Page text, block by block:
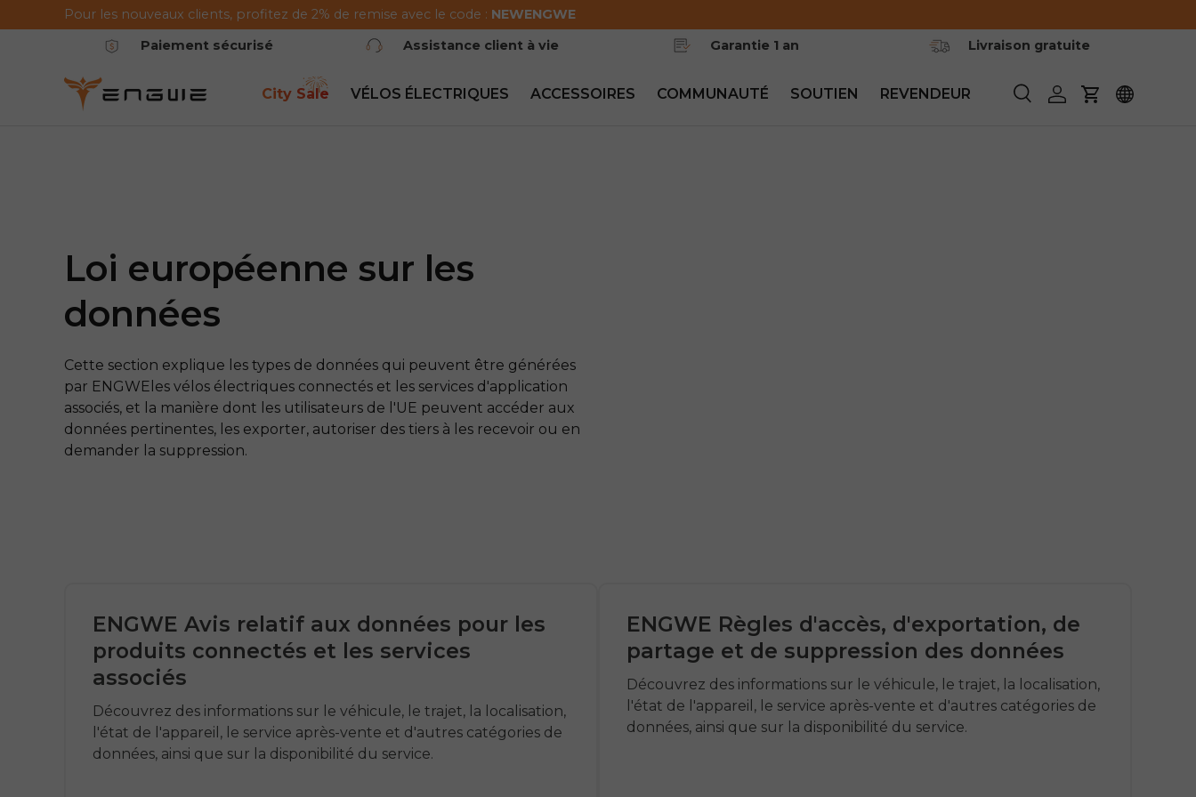
Passer au contenu
Pour les nouveaux clients, profitez de 2% de remise avec le code : NEWENGWE
Paiement sécurisé
Assistance client à vie Garantie 1 an Livraison gratuite
Recherche
Se connecter
Panier
City Sale VÉLOS ÉLECTRIQUES ACCESSOIRES COMMUNAUTÉ SOUTIEN REVENDEUR
Loi européenne sur les
données
Cette section explique les types de données qui peuvent être générées
par ENGWE les vélos électriques connectés et les services d'application
associés, et la manière dont les utilisateurs de l'UE peuvent accéder aux
données pertinentes, les exporter, autoriser des tiers à les recevoir ou en
demander la suppression.
ENGWE Avis relatif aux données pour les
produits connectés et les services
associés
Découvrez des informations sur le véhicule, le trajet, la localisation,
l'état de l'appareil, le service après-vente et d'autres catégories de
données, ainsi que sur la disponibilité du service.
ENGWE Règles d'accès, d'exportation, de
partage et de suppression des données
Découvrez des informations sur le véhicule, le trajet, la localisation,
l'état de l'appareil, le service après-vente et d'autres catégories de
données, ainsi que sur la disponibilité du service.